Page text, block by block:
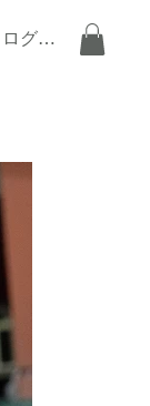
お問い合わせ
ログイン